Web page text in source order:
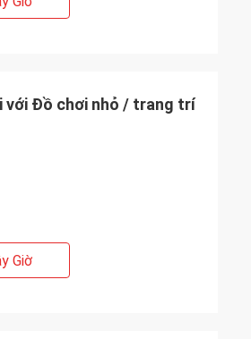
với Đồ chơi nhỏ / trang trí
Giờ